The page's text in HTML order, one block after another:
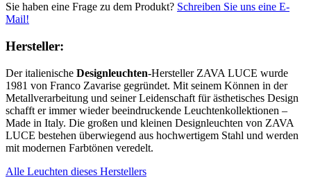
Sie haben eine Frage zu dem Produkt? Schreiben Sie uns eine E-
Mail!
Hersteller:
Der italienische Designleuchten-Hersteller ZAVA LUCE wurde
1981 von Franco Zavarise gegründet. Mit seinem Können in der
Metallverarbeitung und seiner Leidenschaft für ästhetisches Design
schafft er immer wieder beeindruckende Leuchtenkollektionen –
Made in Italy. Die großen und kleinen Designleuchten von ZAVA
LUCE bestehen überwiegend aus hochwertigem Stahl und werden
mit modernen Farbtönen veredelt.
Alle Leuchten dieses Herstellers